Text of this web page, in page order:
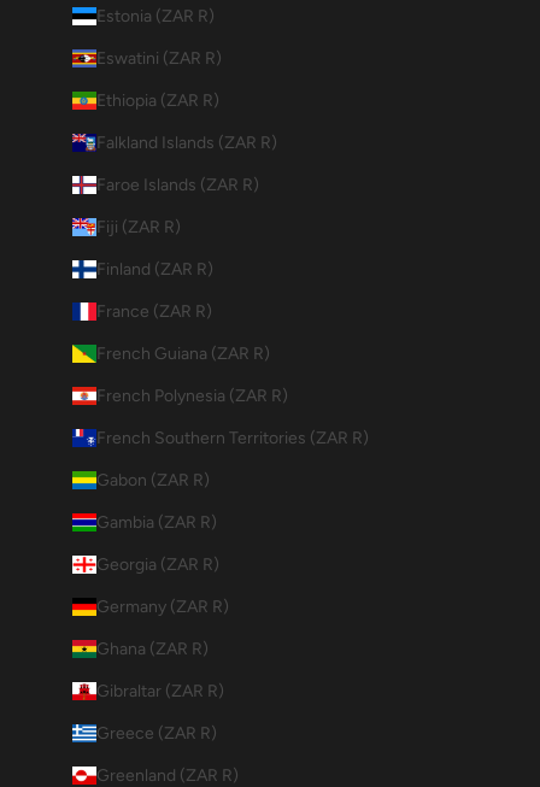
Estonia (ZAR R)
Eswatini (ZAR R)
Ethiopia (ZAR R)
Falkland Islands (ZAR R)
Faroe Islands (ZAR R)
Fiji (ZAR R)
Finland (ZAR R)
France (ZAR R)
French Guiana (ZAR R)
French Polynesia (ZAR R)
French Southern Territories (ZAR R)
Gabon (ZAR R)
Gambia (ZAR R)
Georgia (ZAR R)
Germany (ZAR R)
Ghana (ZAR R)
Gibraltar (ZAR R)
Greece (ZAR R)
Greenland (ZAR R)